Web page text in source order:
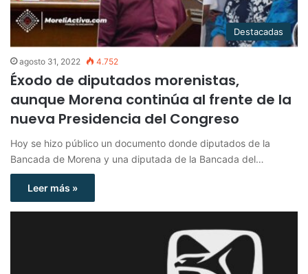
Destacadas
agosto 31, 2022 4.752
Éxodo de diputados morenistas,
aunque Morena continúa al frente de la
nueva Presidencia del Congreso
Hoy se hizo público un documento donde diputados de la
Bancada de Morena y una diputada de la Bancada del…
Leer más »